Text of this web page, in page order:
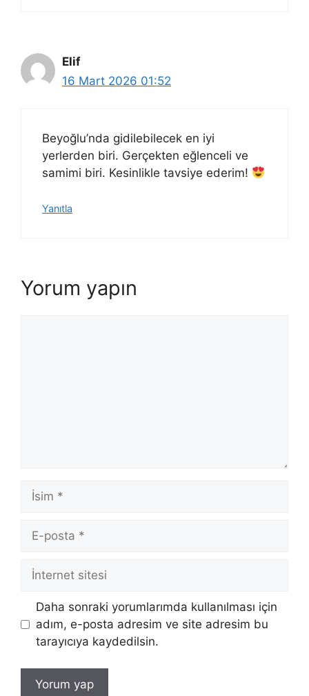
Elif
16 Mart 2026 01:52
Beyoğlu’nda gidilebilecek en iyi
yerlerden biri. Gerçekten eğlenceli ve
samimi biri. Kesinlikle tavsiye ederim!
Yanıtla
Yorum yapın
İsim
posta
İnternet
Daha sonraki yorumlarımda kullanılması için
adım, e-posta adresim ve site adresim bu
tarayıcıya kaydedilsin.